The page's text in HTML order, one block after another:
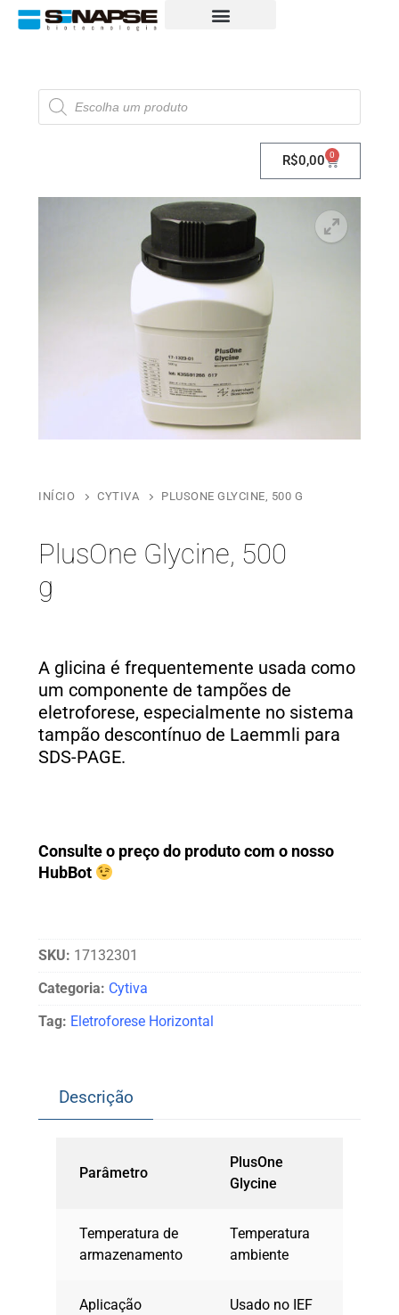
R$0,00 0
INÍCIO CYTIVA PLUSONE GLYCINE, 500 G
PlusOne Glycine, 500
g
A glicina é frequentemente usada como
um componente de tampões de
eletroforese, especialmente no sistema
tampão descontínuo de Laemmli para
SDS-PAGE.
Consulte o preço do produto com o nosso
HubBot
SKU: 17132301
Categoria: Cytiva
Tag: Eletroforese Horizontal
Descrição
Parâmetro
PlusOne
Glycine
Temperatura de
armazenamento
Temperatura
ambiente
Aplicação
Usado no IEF